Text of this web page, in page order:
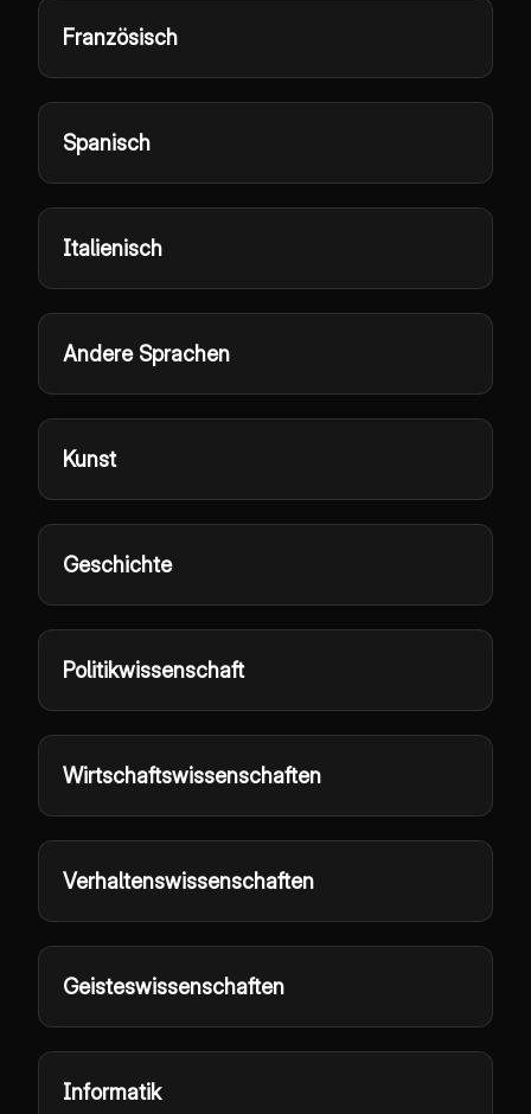
Französisch
Spanisch
Italienisch
Andere Sprachen
Kunst
Geschichte
Politikwissenschaft
Wirtschaftswissenschaften
Verhaltenswissenschaften
Geisteswissenschaften
Informatik